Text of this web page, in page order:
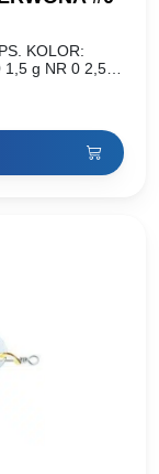
KOLOR:
g NR 0 2,5 g